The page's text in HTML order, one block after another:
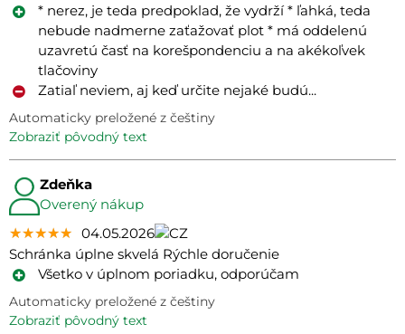
* nerez, je teda predpoklad, že vydrží * ľahká, teda
nebude nadmerne zaťažovať plot * má oddelenú
uzavretú časť na korešpondenciu a na akékoľvek
tlačoviny
Zatiaľ neviem, aj keď určite nejaké budú...
Automaticky preložené z češtiny
zobraziť pôvodný text
Zdeňka
Overený nákup
★★★★★
★★★★★
★★★★★ 04.05.2026
Schránka úplne skvelá Rýchle doručenie
Všetko v úplnom poriadku, odporúčam
Automaticky preložené z češtiny
zobraziť pôvodný text